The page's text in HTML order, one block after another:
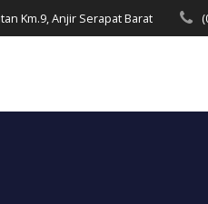
Km.9, Anjir Serapat Barat